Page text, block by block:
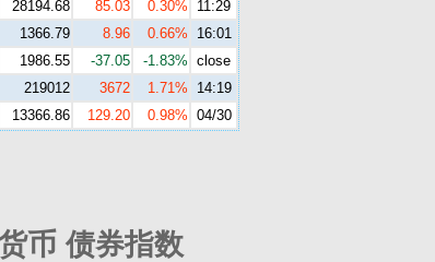
28194.68 85.03 0.30%
11:29
1366.79 8.96 0.66%
16:01
1986.55 -37.05 -1.83% close
219012 3672 1.71%
14:19
13366.86 129.20 0.98% 04/30
债券指数